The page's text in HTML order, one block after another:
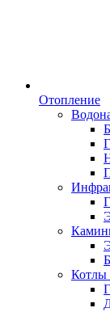
Отопление
Котлы